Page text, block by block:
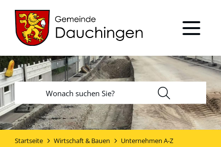
Startseite Wirtschaft & Bauen Unternehmen A-Z